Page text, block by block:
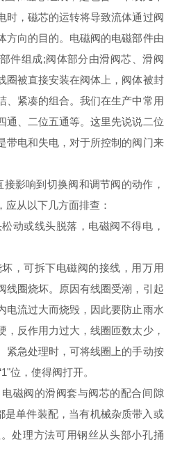
时，磁芯的运转将导致流体通过阀
方向的目的。电磁阀的电磁部件由
件组成;阀体部分由滑阀芯、滑阀
圈被直接安装在阀体上，阀体被封
、紧凑的组合。我们在生产中常用
通、二位五通等。这里先说说二位
带电和失电，对于所控制的阀门来
影响到切换阀和调节阀的动作，
从以下几方面排查：
或线头脱落，电磁阀不得电，
可拆下电磁阀的接线，用万用
线圈烧坏。原因有线圈受潮，引起
电流过大而烧毁，因此要防止雨水
，反作用力过大，线圈匝数太少，
紧急处理时，可将线圈上的手动按
位，使得阀打开。
磁阀的滑阀套与阀芯的配合间隙
是单件装配，当有机械杂质带入或
处理方法可用钢丝从头部小孔捅